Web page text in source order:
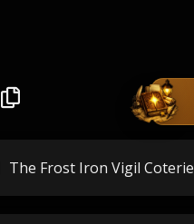
The Frost Iron Vigil Coterie